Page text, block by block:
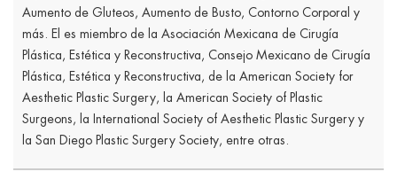
Aumento de Gluteos, Aumento de Busto, Contorno Corporal y
más. El es miembro de la Asociación Mexicana de Cirugía
Plástica, Estética y Reconstructiva, Consejo Mexicano de Cirugía
Plástica, Estética y Reconstructiva, de la American Society for
Aesthetic Plastic Surgery, la American Society of Plastic
Surgeons, la International Society of Aesthetic Plastic Surgery y
la San Diego Plastic Surgery Society, entre otras.